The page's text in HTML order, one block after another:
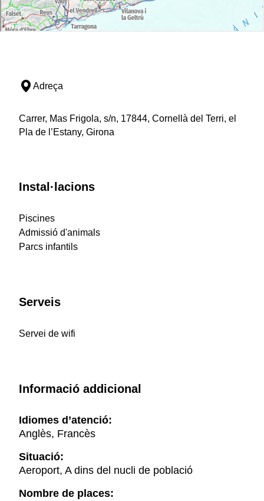
Adreça
Carrer, Mas Frigola, s/n, 17844, Cornellà del Terri, el
Pla de l’Estany, Girona
Instal·lacions
Piscines
Admissió d'animals
Parcs infantils
Serveis
Servei de wifi
Informació addicional
Idiomes d’atenció:
Anglès, Francès
Situació:
Aeroport, A dins del nucli de població
Nombre de places: